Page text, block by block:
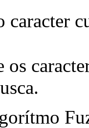
caracter
os